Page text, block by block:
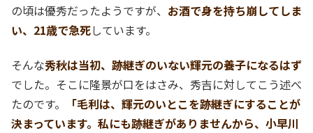
の頃は優秀だったようですが、 お酒で身を持ち崩してしま
い、21歳で急死しています。
そんな秀秋は当初、跡継ぎのいない輝元の養子になるはず
でした。そこに隆景が口をはさみ、秀吉に対してこう述べ
たのです。
「毛利は、輝元のいとこを跡継ぎにすることが
決まっています。私にも跡継ぎがありませんから、小早川